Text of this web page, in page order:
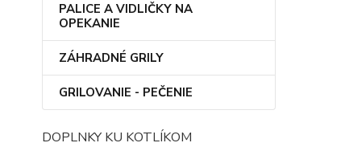
PALICE A VIDLIČKY NA
OPEKANIE
ZÁHRADNÉ GRILY
GRILOVANIE - PEČENIE
DOPLNKY KU KOTLÍKOM